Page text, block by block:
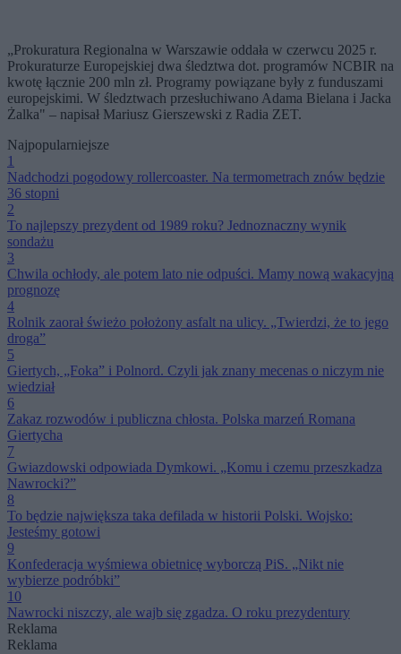
„Prokuratura Regionalna w Warszawie oddała w czerwcu 2025 r.
Prokuraturze Europejskiej dwa śledztwa dot. programów NCBIR na
kwotę łącznie 200 mln zł. Programy powiązane były z funduszami
europejskimi. W śledztwach przesłuchiwano Adama Bielana i Jacka
Żalka" – napisał Mariusz Gierszewski z Radia ZET.
Najpopularniejsze
1
Nadchodzi pogodowy rollercoaster. Na termometrach znów będzie
36 stopni
2
To najlepszy prezydent od 1989 roku? Jednoznaczny wynik
sondażu
3
Chwila ochłody, ale potem lato nie odpuści. Mamy nową wakacyjną
prognozę
4
Rolnik zaorał świeżo położony asfalt na ulicy. „Twierdzi, że to jego
droga”
5
Giertych, „Foka” i Polnord. Czyli jak znany mecenas o niczym nie
wiedział
6
Zakaz rozwodów i publiczna chłosta. Polska marzeń Romana
Giertycha
7
Gwiazdowski odpowiada Dymkowi. „Komu i czemu przeszkadza
Nawrocki?”
8
To będzie największa taka defilada w historii Polski. Wojsko:
Jesteśmy gotowi
9
Konfederacja wyśmiewa obietnicę wyborczą PiS. „Nikt nie
wybierze podróbki”
10
Nawrocki niszczy, ale wajb się zgadza. O roku prezydentury
Reklama
Reklama